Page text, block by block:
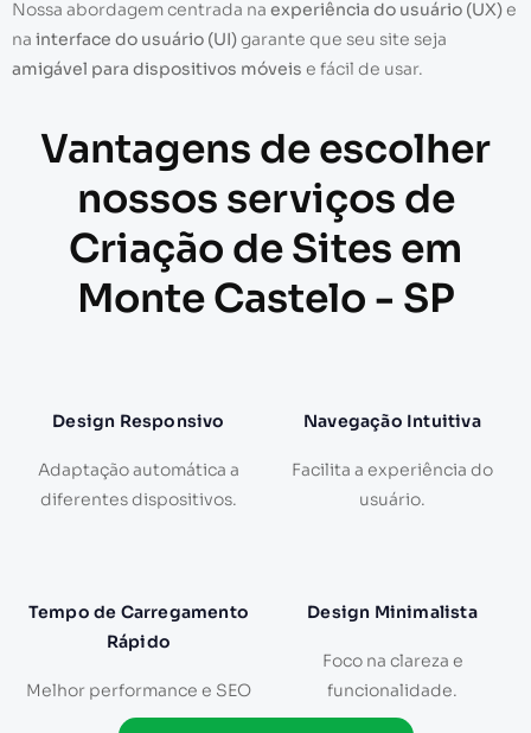
Nossa abordagem centrada na experiência do usuário (UX)e
na interface do usuário (UI)garante que seu site seja
amigável para dispositivos móveis e fácil de usar.
Vantagens de escolher
nossos serviços de
Criação de Sites em
Monte Castelo - SP
Design Responsivo
Adaptação automática a
diferentes dispositivos.
Navegação Intuitiva
Facilita a experiência do
usuário.
Tempo de Carregamento
Rápido
Melhor performance e SEO
Design Minimalista
Foco na clareza e
funcionalidade.